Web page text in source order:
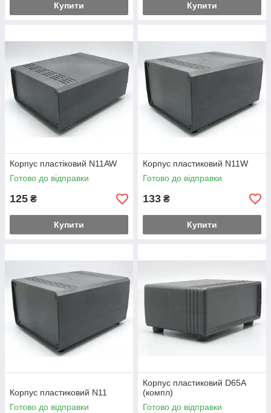
Купити Купити
Корпус пластіковий N11AW
Готово до відправки
125 ₴
Купити
Корпус пластиковий N11W
Готово до відправки
133 ₴
Купити
Корпус пластиковий N11
Готово до відправки
Корпус пластиковий D65A
(компл)
Готово до відправки